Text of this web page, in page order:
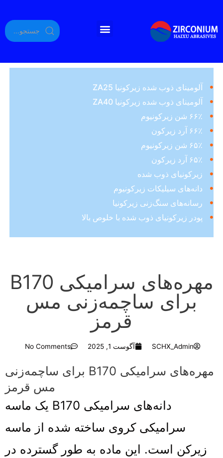
آلومینای ذوب شده زیرکونیا ZA25
آلومینای ذوب شده زیرکونیا ZA40
۶۶٪ شن زیرکونیوم
۶۶٪ آرد زیرکون
۶۵٪ شن زیرکونیوم
۶۵٪ آرد زیرکون
زیرکونیای ذوب شده
دانه‌های سیلیکات زیرکونیوم
رسانه‌های سنگ‌زنی زیرکونیا
پودر زیرکونیای ذوب شده با خلوص بالا
مهره‌های سرامیکی B170
برای ساچمه‌زنی مس
قرمز
SCHX_Admin آگوست 1, 2025 No Comments
مهره‌های سرامیکی B170 برای ساچمه‌زنی
مس قرمز
دانه‌های سرامیکی B170 یک ماسه
سرامیکی کروی ساخته شده از ماسه
زیرکن است. این ماده به طور گسترده در